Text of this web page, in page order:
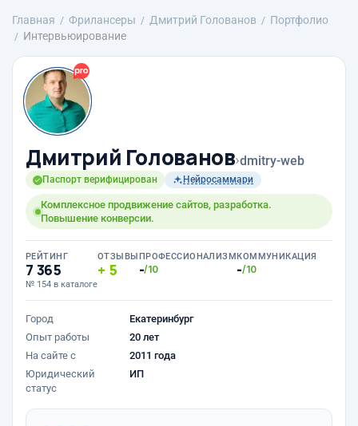
Главная Фрилансеры Дмитрий Голованов
Портфолио
Интервьюирование
Дмитрий Голованов›dmitry-web
Паспорт верифицирован Нейросаммари
Комплексное продвижение сайтов, разработка.
Повышение конверсии.
РЕЙТИНГ
7 365
№ 154 в каталоге
ОТЗЫВЫ
5
ПРОФЕССИОНАЛИЗМ
-/10
КОММУНИКАЦИЯ
-/10
Город
Екатеринбург
Опыт работы
20 лет
На сайте с
2011 года
Юридический
статус
ИП